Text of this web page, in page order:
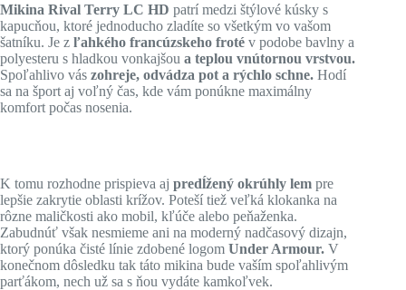
Mikina Rival Terry LC HD patrí medzi štýlové kúsky s
kapucňou, ktoré jednoducho zladíte so všetkým vo vašom
šatníku. Je z ľahkého francúzskeho froté v podobe bavlny a
polyesteru s hladkou vonkajšou a teplou vnútornou vrstvou.
Spoľahlivo vás zohreje, odvádza pot a rýchlo schne. Hodí
sa na šport aj voľný čas, kde vám ponúkne maximálny
komfort počas nosenia.
K tomu rozhodne prispieva aj predĺžený okrúhly lem pre
lepšie zakrytie oblasti krížov. Poteší tiež veľká klokanka na
rôzne maličkosti ako mobil, kľúče alebo peňaženka.
Zabudnúť však nesmieme ani na moderný nadčasový dizajn,
ktorý ponúka čisté línie zdobené logom Under Armour. V
konečnom dôsledku tak táto mikina bude vaším spoľahlivým
parťákom, nech už sa s ňou vydáte kamkoľvek.